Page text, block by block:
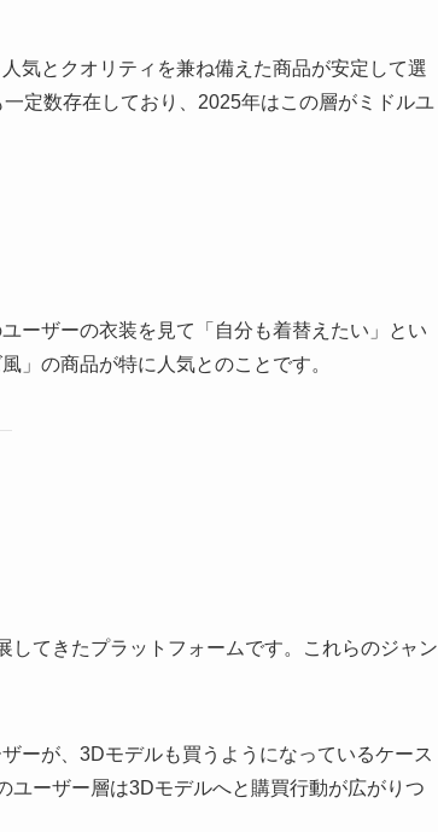
気とクオリティを兼ね備えた商品が安定して選
定数存在しており、2025年はこの層がミドルユ
ーザーの衣装を見て「自分も着替えたい」とい
」の商品が特に人気とのことです。
してきたプラットフォームです。これらのジャン
ーが、3Dモデルも買うようになっているケース
ユーザー層は3Dモデルへと購買行動が広がりつ